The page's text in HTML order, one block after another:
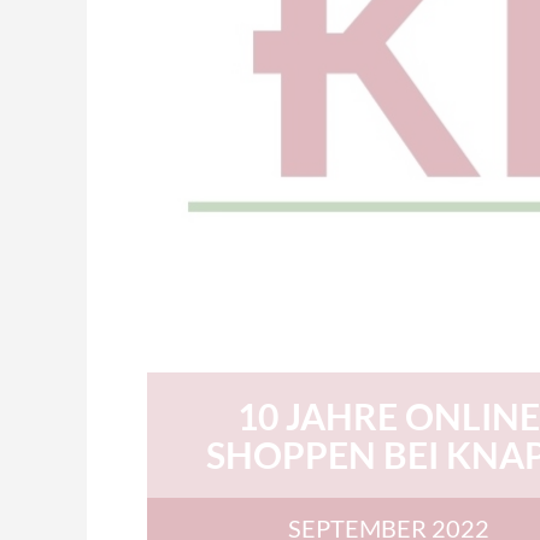
10 JAHRE ONLINE
SHOPPEN BEI
SEPTEMBER 2022